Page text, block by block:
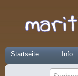
Startseite Info